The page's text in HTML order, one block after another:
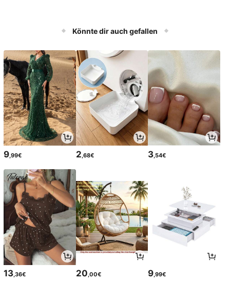
Könnte dir auch gefallen
9 ,99€ 2 ,68€ 3 ,54€
13,36€ 20,00€ 9,99€